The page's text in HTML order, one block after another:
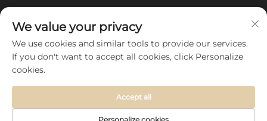
팔로우하기
Copyright © 2026 by Hebei Chengji Textile Co., Ltd -
We value your privacy
We use cookies and similar tools to provide our services.
If you don't want to accept all cookies, click Personalize
cookies.
Accept all